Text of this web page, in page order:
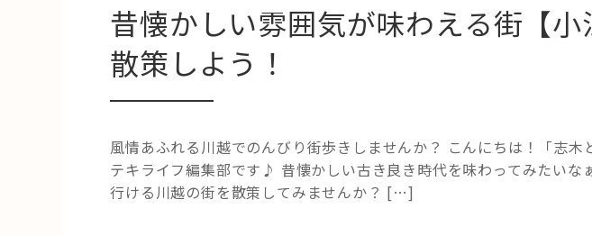
昔懐かしい雰囲気が味わえる街【
散策しよう！
風情あふれる川越でのんびり街歩きしませんか？ こんにちは！「志木
テキライフ編集部です♪ 昔懐かしい古き良き時代を味わってみたいな
行ける川越の街を散策してみませんか？ […]